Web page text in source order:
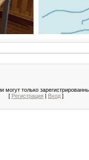
могут только
[ Регистрация | Вход ]